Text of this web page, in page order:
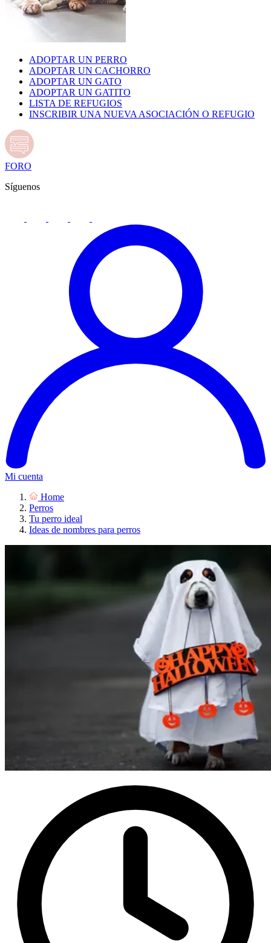
ADOPTAR UN PERRO
ADOPTAR UN CACHORRO
ADOPTAR UN GATO
ADOPTAR UN GATITO
LISTA DE REFUGIOS
INSCRIBIR UNA NUEVA ASOCIACIÓN O REFUGIO
FORO
Síguenos
Mi cuenta
Home
Perros
Tu perro ideal
Ideas de nombres para perros